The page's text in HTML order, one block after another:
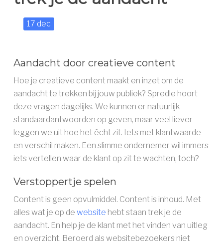
navigatie
KLANTEN
COMPANY
AAN DE SLAG ››
17 dec
Aandacht door creatieve content
Hoe je creatieve content maakt en inzet om de
aandacht te trekken bij jouw publiek? Spredle hoort
deze vragen dagelijks. We kunnen er natuurlijk
standaardantwoorden op geven, maar veel liever
leggen we uit hoe het écht zit. Iets met klantwaarde
en verschil maken. Een slimme ondernemer wil immers
iets vertellen waar de klant op zit te wachten, toch?
Verstoppertje spelen
Content is geen opvulmiddel. Content is inhoud. Met
alles wat je op de website hebt staan trek je de
aandacht. En help je de klant met het vinden van uitleg
en overzicht. Beroerd als websitebezoekers niet